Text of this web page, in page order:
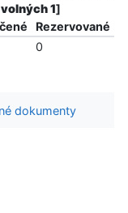
1]
Rezervované
0
dokumenty